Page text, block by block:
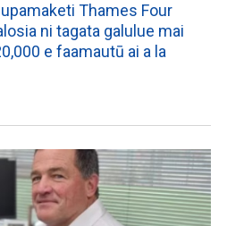
Thames Four
ni tagata galulue mai
e faamautū ai a la